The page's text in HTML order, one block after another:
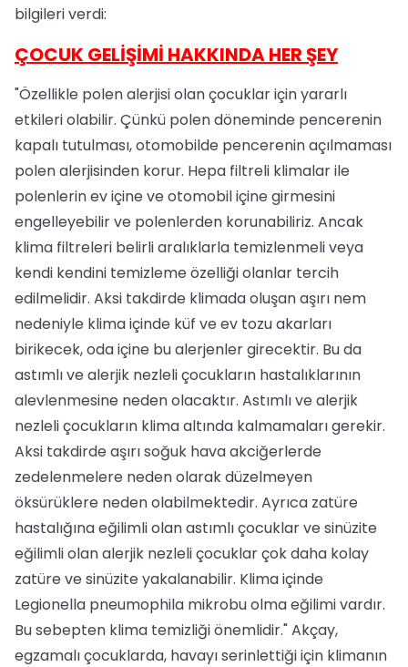
bilgileri verdi:
ÇOCUK GELİŞİMİ HAKKINDA HER ŞEY
"Özellikle polen alerjisi olan çocuklar için yararlı
etkileri olabilir. Çünkü polen döneminde pencerenin
kapalı tutulması, otomobilde pencerenin açılmaması
polen alerjisinden korur. Hepa filtreli klimalar ile
polenlerin ev içine ve otomobil içine girmesini
engelleyebilir ve polenlerden korunabiliriz. Ancak
klima filtreleri belirli aralıklarla temizlenmeli veya
kendi kendini temizleme özelliği olanlar tercih
edilmelidir. Aksi takdirde klimada oluşan aşırı nem
nedeniyle klima içinde küf ve ev tozu akarları
birikecek, oda içine bu alerjenler girecektir. Bu da
astımlı ve alerjik nezleli çocukların hastalıklarının
alevlenmesine neden olacaktır. Astımlı ve alerjik
nezleli çocukların klima altında kalmamaları gerekir.
Aksi takdirde aşırı soğuk hava akciğerlerde
zedelenmelere neden olarak düzelmeyen
öksürüklere neden olabilmektedir. Ayrıca zatüre
hastalığına eğilimli olan astımlı çocuklar ve sinüzite
eğilimli olan alerjik nezleli çocuklar çok daha kolay
zatüre ve sinüzite yakalanabilir. Klima içinde
Legionella pneumophila mikrobu olma eğilimi vardır.
Bu sebepten klima temizliği önemlidir." Akçay,
egzamalı çocuklarda, havayı serinlettiği için klimanın